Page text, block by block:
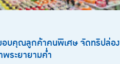
อบคุณลูกค้าคนพิเศษ จัดทริปล่อง
พระยายามค่ำ